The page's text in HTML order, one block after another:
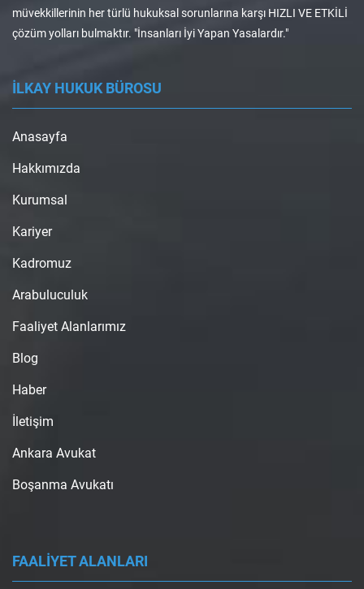
müvekkillerinin her türlü hukuksal sorunlarına karşı HIZLI VE ETKİLİ
çözüm yolları bulmaktır. "İnsanları İyi Yapan Yasalardır."
İLKAY HUKUK BÜROSU
Anasayfa
Hakkımızda
Kurumsal
Kariyer
Kadromuz
Arabuluculuk
Faaliyet Alanlarımız
Blog
Haber
İletişim
Ankara Avukat
Boşanma Avukatı
FAALİYET ALANLARI